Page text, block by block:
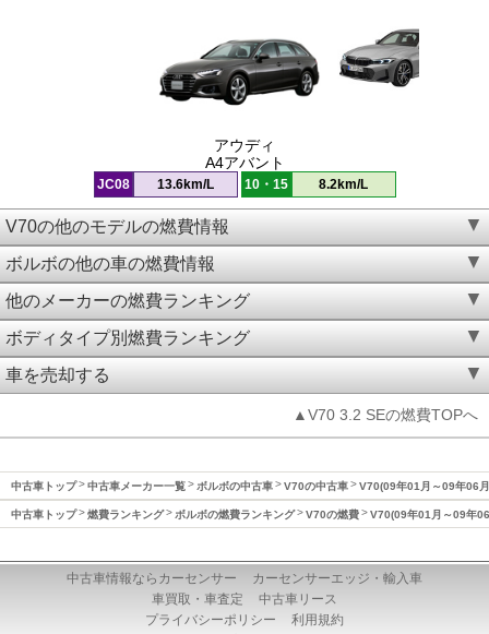
アウディ
A4アバント
JC08 13.6km/L 10・15 8.2km/L
V70の他のモデルの燃費情報
ボルボの他の車の燃費情報
他のメーカーの燃費ランキング
ボディタイプ別燃費ランキング
車を売却する
▲V70 3.2 SEの燃費TOPへ
中古車トップ 中古車メーカー一覧 ボルボの中古車 V70の中古車 V70(09年01月～09年06
中古車トップ 燃費ランキング ボルボの燃費ランキング V70の燃費 V70(09年01月～09年
中古車情報ならカーセンサー
カーセンサーエッジ・輸入車
車買取・車査定
中古車リース
プライバシーポリシー
利用規約